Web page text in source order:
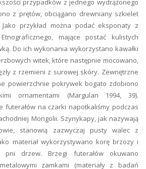
przypadków z jednego wydrążonego
z prętów, obciągano drewniany szkielet
przykład można podać eksponaty z
mające postać kulistych
Do ich wykonania wykorzystano kawałki
witek, które następnie mocowano,
z rzemieni z surowej skóry. Zewnętrzne
powierzchnie pokrywek bogato zdobiono
ornamentami (Margulan 1994, 39).
futerałów na czarki napotkaliśmy podczas
Mongolii. Szynykapy, jak nazywają
stanowią zazwyczaj pusty walec z
materiał wykorzystywano korę brzozy i
pni drzew. Brzegi futerałów okuwano
zamkami (materiały z badań